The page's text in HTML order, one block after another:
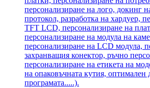
персонализиране на лого, докинг
протокол, разработка на хардуер,
TFT LCD, персонализиране на
персонализиране на модула на
персонализиране на LCD модула,
захранващия конектор, ръчно
персонализиране на етикета на
на опаковъчната кутия, оптимален
програмата.....).